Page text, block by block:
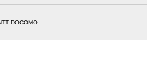
DOCOMO